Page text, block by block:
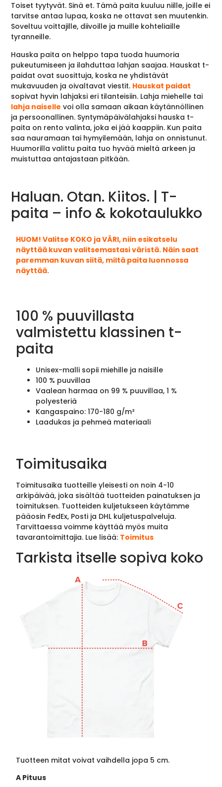
Toiset tyytyvät. Sinä et. Tämä paita kuuluu niille, joille ei
tarvitse antaa lupaa, koska ne ottavat sen muutenkin.
Soveltuu voittajille, diivoille ja muille kohteliaille
tyranneille.
Hauska paita on helppo tapa tuoda huumoria
pukeutumiseen ja ilahduttaa lahjan saajaa. Hauskat t-
paidat ovat suosittuja, koska ne yhdistävät
mukavuuden ja oivaltavat viestit. Hauskat paidat
sopivat hyvin lahjaksi eri tilanteisiin. Lahja miehelle tai
lahja naiselle voi olla samaan aikaan käytännöllinen
ja persoonallinen. Syntymäpäivälahjaksi hauska t-
paita on rento valinta, joka ei jää kaappiin. Kun paita
saa nauramaan tai hymyilemään, lahja on onnistunut.
Huumorilla valittu paita tuo hyvää mieltä arkeen ja
muistuttaa antajastaan pitkään.
Haluan. Otan. Kiitos. | T-
paita – info & kokotaulukko
HUOM! Valitse KOKO ja VÄRI, niin esikatselu
näyttää kuvan valitsemastasi väristä. Näin saat
paremman kuvan siitä, miltä paita luonnossa
näyttää.
100 % puuvillasta
valmistettu klassinen t-
paita
Unisex-malli sopii miehille ja naisille
100 % puuvillaa
Vaalean harmaa on 99 % puuvillaa, 1 %
polyesteriä
Kangaspaino: 170-180 g/m²
Laadukas ja pehmeä materiaali
Toimitusaika
Toimitusaika tuotteille yleisesti on noin 4-10
arkipäivää, joka sisältää tuotteiden painatuksen ja
toimituksen. Tuotteiden kuljetukseen käytämme
pääosin FedEx, Posti ja DHL kuljetuspalveluja.
Tarvittaessa voimme käyttää myös muita
tavarantoimittajia. Lue lisää: Toimitus
Tarkista itselle sopiva koko
Tuotteen mitat voivat vaihdella jopa 5 cm.
A Pituus